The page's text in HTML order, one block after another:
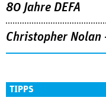
80 Jahre DEFA
Christopher Nolan
TIPPS